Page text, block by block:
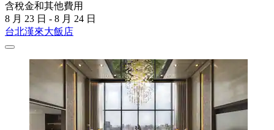
含稅金和其他費用
8 月 23 日 - 8 月 24 日
台北漢來大飯店